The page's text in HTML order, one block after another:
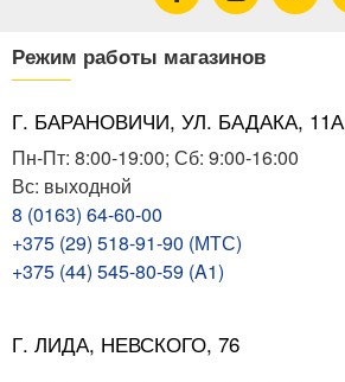
Режим работы магазинов
Г. БАРАНОВИЧИ, УЛ. БАДАКА, 11А
Пн-Пт: 8:00-19:00; Сб: 9:00-16:00
Вс: выходной
8 (0163) 64-60-00
+375 (29) 518-91-90 (МТС)
+375 (44) 545-80-59 (A1)
Г. ЛИДА, НЕВСКОГО, 76